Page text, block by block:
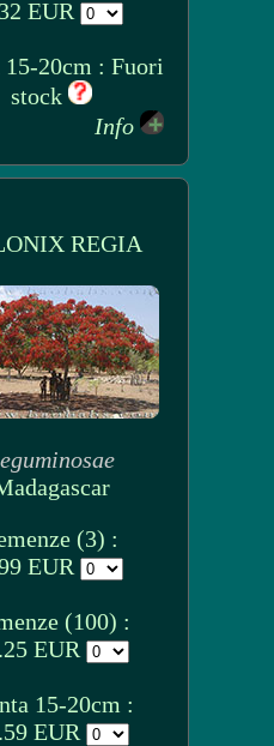
EUR
15-20cm : Fuori
stock
Info
REGIA
(3) :
EUR
(100) :
EUR
15-20cm :
EUR